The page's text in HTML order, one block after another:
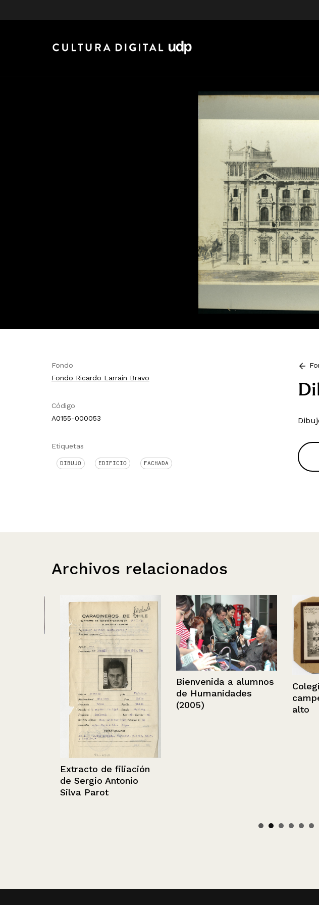
Fondo
Fondo Ricardo Larraín Bravo
Código
A0155-000053
Etiquetas
DIBUJO EDIFICIO FACHADA
Archivos relacionados
Extracto de filiación
de Sergio Antonio
Silva Parot
Bienvenida a alumnos
de Humanidades
(2005)
alto